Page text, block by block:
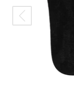
prev